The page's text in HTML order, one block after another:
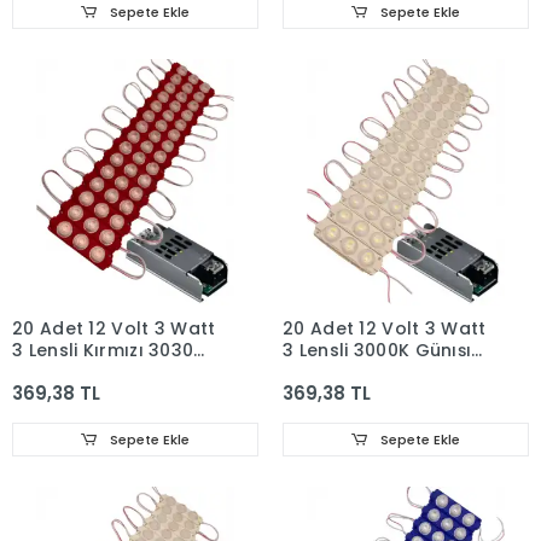
Sepete Ekle Sepete Ekle
20 Adet 12 Volt 3 Watt
3 Lensli Kırmızı 3030
Trafo Set
369,38 TL
Sepete Ekle
20 Adet 12 Volt 3 Watt
3 Lensli 3000K Günışığı
5A Slim Trafo Set
369,38 TL
Sepete Ekle